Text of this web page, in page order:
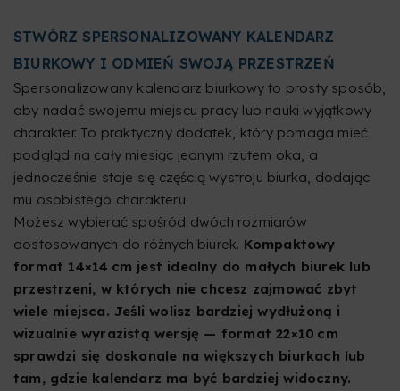
STWÓRZ SPERSONALIZOWANY KALENDARZ
BIURKOWY I ODMIEŃ SWOJĄ PRZESTRZEŃ
Spersonalizowany kalendarz biurkowy to prosty sposób,
aby nadać swojemu miejscu pracy lub nauki wyjątkowy
charakter. To praktyczny dodatek, który pomaga mieć
podgląd na cały miesiąc jednym rzutem oka, a
jednocześnie staje się częścią wystroju biurka, dodając
mu osobistego charakteru.
Możesz wybierać spośród dwóch rozmiarów
dostosowanych do różnych biurek. Kompaktowy
format 14×14 cm jest idealny do małych biurek lub
przestrzeni, w których nie chcesz zajmować zbyt
wiele miejsca. Jeśli wolisz bardziej wydłużoną i
wizualnie wyrazistą wersję — format 22×10 cm
sprawdzi się doskonale na większych biurkach lub
tam, gdzie kalendarz ma być bardziej widoczny.